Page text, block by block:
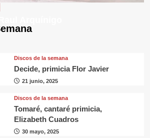
Discos de la semana
Decide, primicia Flor Javier
21 junio, 2025
Discos de la semana
Tomaré, cantaré primicia,
Elizabeth Cuadros
30 mayo, 2025